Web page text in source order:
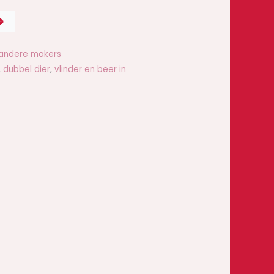
makers
dubbel dier, vlinder en beer in